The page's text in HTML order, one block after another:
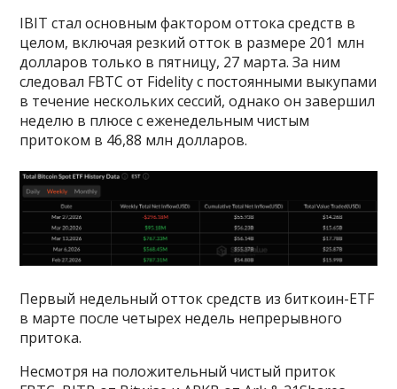
IBIT стал основным фактором оттока средств в
целом, включая резкий отток в размере 201 млн
долларов только в пятницу, 27 марта. За ним
следовал FBTC от Fidelity с постоянными выкупами
в течение нескольких сессий, однако он завершил
неделю в плюсе с еженедельным чистым
притоком в 46,88 млн долларов.
Первый недельный отток средств из биткоин-ETF
в марте после четырех недель непрерывного
притока.
Несмотря на положительный чистый приток